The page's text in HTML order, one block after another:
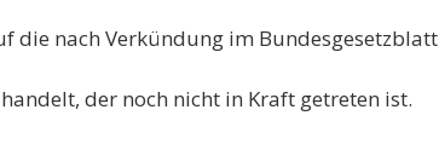
die nach Verkündung im
der noch nicht in Kraft getreten ist.